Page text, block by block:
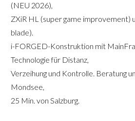
(NEU 2026),
ZXiR HL (super game improvement)
blade).
i-FORGED-Konstruktion mit
Technologie für Distanz,
Verzeihung und Kontrolle. Beratung
Mondsee,
25 Min. von Salzburg.